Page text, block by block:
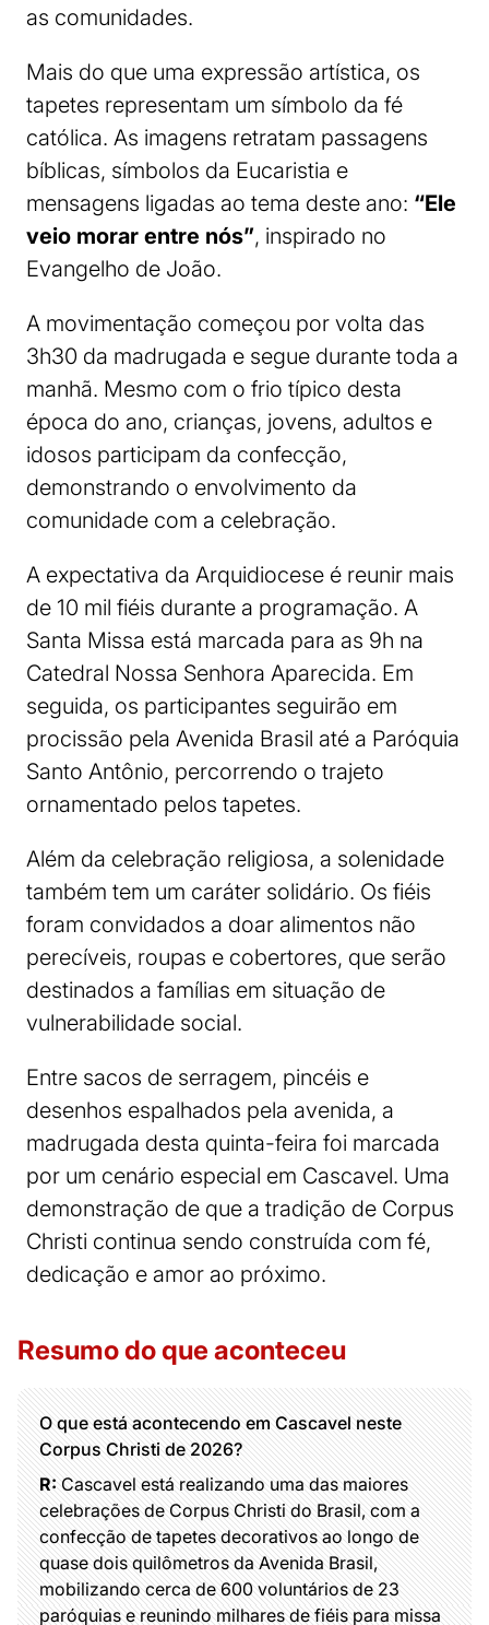
as comunidades.
Mais do que uma expressão artística, os
tapetes representam um símbolo da fé
católica. As imagens retratam passagens
bíblicas, símbolos da Eucaristia e
mensagens ligadas ao tema deste ano: “Ele
veio morar entre nós”, inspirado no
Evangelho de João.
A movimentação começou por volta das
3h30 da madrugada e segue durante toda a
manhã. Mesmo com o frio típico desta
época do ano, crianças, jovens, adultos e
idosos participam da confecção,
demonstrando o envolvimento da
comunidade com a celebração.
A expectativa da Arquidiocese é reunir mais
de 10 mil fiéis durante a programação. A
Santa Missa está marcada para as 9h na
Catedral Nossa Senhora Aparecida. Em
seguida, os participantes seguirão em
procissão pela Avenida Brasil até a Paróquia
Santo Antônio, percorrendo o trajeto
ornamentado pelos tapetes.
Além da celebração religiosa, a solenidade
também tem um caráter solidário. Os fiéis
foram convidados a doar alimentos não
perecíveis, roupas e cobertores, que serão
destinados a famílias em situação de
vulnerabilidade social.
Entre sacos de serragem, pincéis e
desenhos espalhados pela avenida, a
madrugada desta quinta-feira foi marcada
por um cenário especial em Cascavel. Uma
demonstração de que a tradição de Corpus
Christi continua sendo construída com fé,
dedicação e amor ao próximo.
Resumo do que aconteceu
O que está acontecendo em Cascavel neste
Corpus Christi de 2026?
R:Cascavel está realizando uma das maiores
celebrações de Corpus Christi do Brasil, com a
confecção de tapetes decorativos ao longo de
quase dois quilômetros da Avenida Brasil,
mobilizando cerca de 600 voluntários de 23
paróquias e reunindo milhares de fiéis para missa